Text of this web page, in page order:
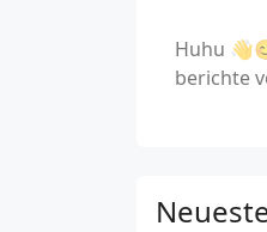
Huhu
berichte